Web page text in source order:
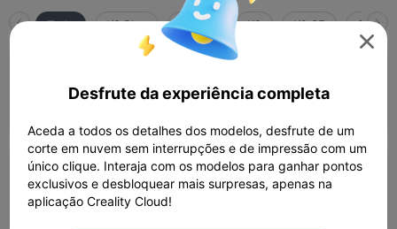
Tudo K2 Plus K2 Pro K2 K2 SE
01h 42m 
0.2mm layer, 2 walls, 15% infill PLA
 01h 41m

Desfrute da experiência completa
Aceda a todos os detalhes dos modelos, desfrute de um
corte em nuvem sem interrupções e de impressão com um
único clique. Interaja com os modelos para ganhar pontos
exclusivos e desbloquear mais surpresas, apenas na
aplicação Creality Cloud!